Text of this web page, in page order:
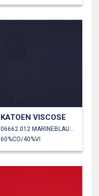
KATOEN VISCOSE
06662.012 MARINEBLAUW
60%CO/40%VI